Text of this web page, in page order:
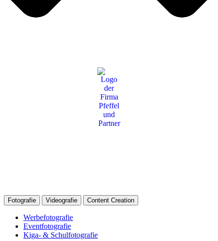
Fotografie Videografie Content Creation
Werbefotografie
Eventfotografie
Kiga- & Schulfotografie